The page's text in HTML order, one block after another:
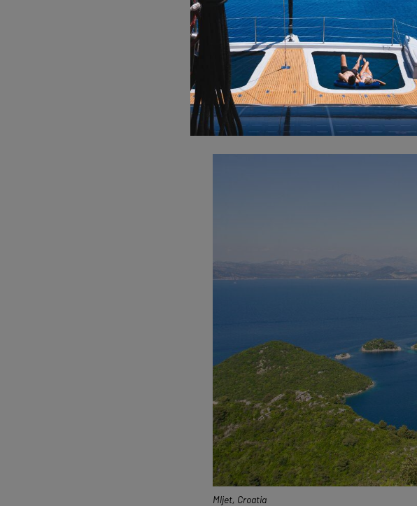
Labyrinth aus 89 Inseln, das für seine
Insel Mljet:
Mljet, eine der grünsten Inseln
Nationalpark Mljet umfasst zwei
und Schwimmen eignen. Die ruhige
Entspannung suchen.
Mljet, Croatia